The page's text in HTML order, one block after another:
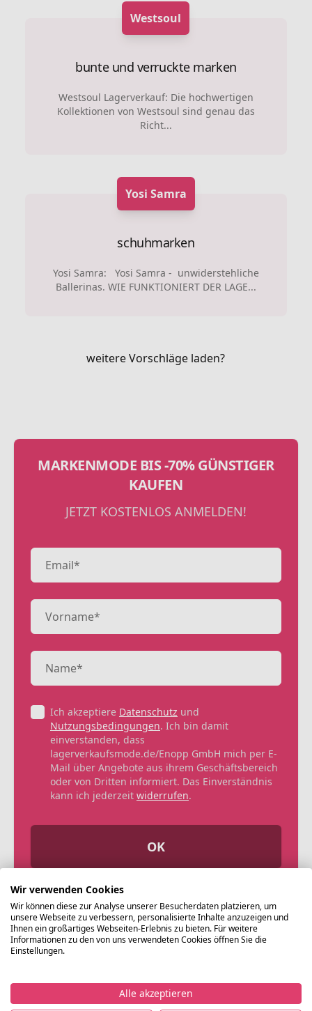
Westsoul
bunte und verruckte marken
Westsoul Lagerverkauf: Die hochwertigen
Kollektionen von Westsoul sind genau das
Richt...
Yosi Samra
schuhmarken
Yosi Samra: Yosi Samra - unwiderstehliche
Ballerinas. WIE FUNKTIONIERT DER LAGE...
weitere Vorschläge laden?
MARKENMODE BIS -70% GÜNSTIGER
KAUFEN
JETZT KOSTENLOS ANMELDEN!
Ich akzeptiere Datenschutz und
Nutzungsbedingungen. Ich bin damit
einverstanden, dass
lagerverkaufsmode.de/Enopp GmbH mich per E-
Mail über Angebote aus ihrem Geschäftsbereich
oder von Dritten informiert. Das Einverständnis
kann ich jederzeit widerrufen.
OK
Wir verwenden Cookies
Wir können diese zur Analyse unserer Besucherdaten platzieren, um
unsere Webseite zu verbessern, personalisierte Inhalte anzuzeigen und
Ihnen ein großartiges Webseiten-Erlebnis zu bieten. Für weitere
Informationen zu den von uns verwendeten Cookies öffnen Sie die
Einstellungen.
Alle akzeptieren